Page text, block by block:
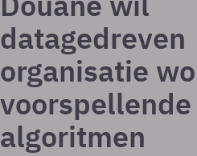
datagedreven
organisatie
voorspellende
algoritmen